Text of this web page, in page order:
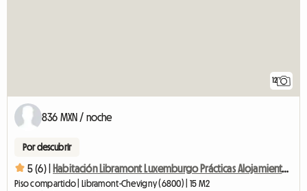
12
836 MXN / noche
Por descubrir
5 (6) | Habitación Libramont Luxemburgo Prácticas Alojamiento compartido
Piso compartido | Libramont-Chevigny (6800) | 15 M2